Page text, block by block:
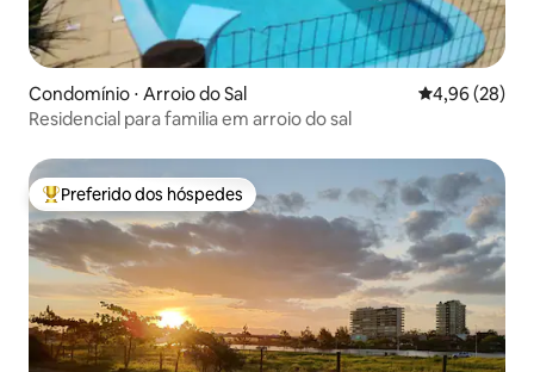
Condomínio ⋅ Arroio do Sal 4,96 de uma
4,96 (28)
Residencial para familia em arroio do sal
Entre os melhores preferidos dos hóspedes
Preferido dos hóspedes